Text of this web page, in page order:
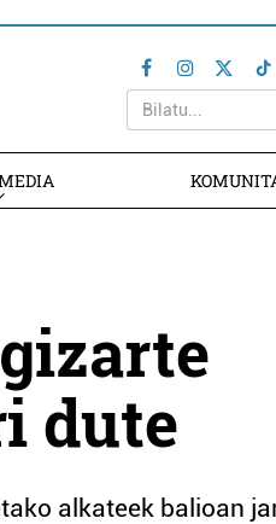
dute
alkateek balioan